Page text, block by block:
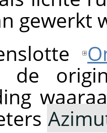
gewerkt